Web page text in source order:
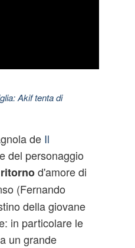
Akif tenta di
de Il
del personaggio
ritornod'amore di
(Fernando
della giovane
in particolare le
un grande